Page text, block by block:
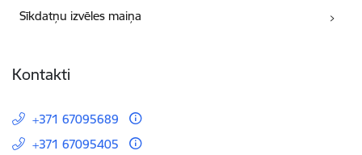
Sīkdatņu izvēles maiņa
Kontakti
+371 67095689
+371 67095405